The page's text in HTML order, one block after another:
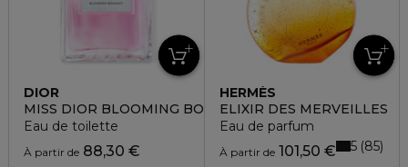
DIOR
MISS DIOR BLOOMING BOUQUET
Eau de toilette
À partir de 88,30 €
HERMÈS
ELIXIR DES MERVEILLES
Eau de parfum
À partir de101,50 € 5 85